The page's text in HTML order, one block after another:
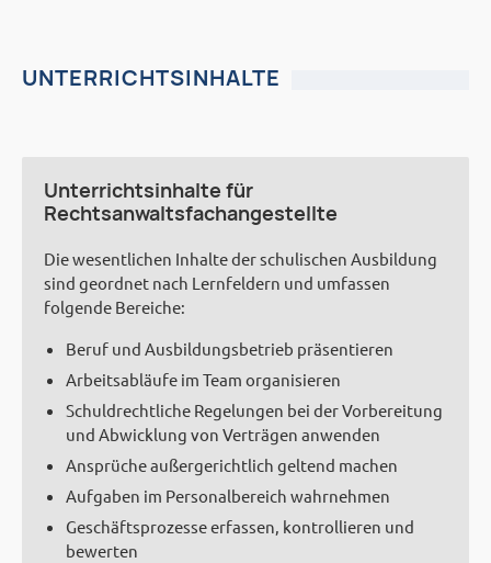
UNTERRICHTSINHALTE
Unterrichtsinhalte für
Rechtsanwaltsfachangestellte
Die wesentlichen Inhalte der schulischen Ausbildung
sind geordnet nach Lernfeldern und umfassen
folgende Bereiche:
Beruf und Ausbildungsbetrieb präsentieren
Arbeitsabläufe im Team organisieren
Schuldrechtliche Regelungen bei der Vorbereitung
und Abwicklung von Verträgen anwenden
Ansprüche außergerichtlich geltend machen
Aufgaben im Personalbereich wahrnehmen
Geschäftsprozesse erfassen, kontrollieren und
bewerten